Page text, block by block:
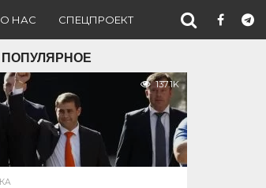
О НАС СПЕЦПРОЕКТ
137.1K